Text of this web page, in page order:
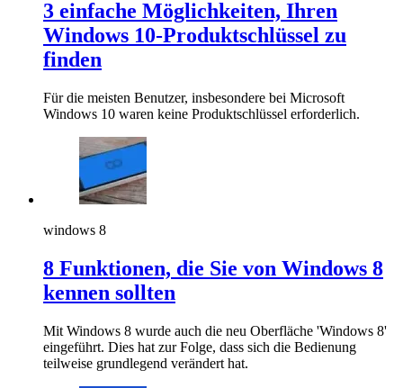
3 einfache Möglichkeiten, Ihren
Windows 10-Produktschlüssel zu
finden
Für die meisten Benutzer, insbesondere bei Microsoft
Windows 10 waren keine Produktschlüssel erforderlich.
windows 8
8 Funktionen, die Sie von Windows 8
kennen sollten
Mit Windows 8 wurde auch die neu Oberfläche 'Windows 8'
eingeführt. Dies hat zur Folge, dass sich die Bedienung
teilweise grundlegend verändert hat.